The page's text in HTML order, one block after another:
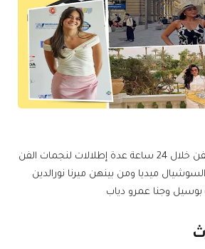
شهدت لقطات نجوم الفن خلال 24 ساعة عدة إطلالات لنجمات الفن
ميديا ومن بينهن ميرنا نورالدين
وجنا عمرو دياب